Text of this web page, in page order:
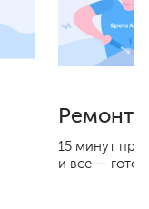
15 минут
и все —